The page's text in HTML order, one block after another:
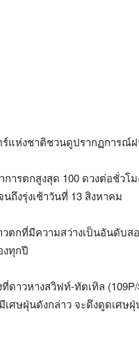
แห่งชาติชวนดูปรากฏการณ์
การตกสูงสุด 100 ดวงต่อชั่วโ
ถึงรุ่งเช้าวันที่ 13 สิงหาคม
ตกที่มีความสว่างเป็นอันดับส
งทุกปี
าวหางสวิฟท์-ทัตเทิล (109P/
ศษฝุ่นดังกล่าว จะดึงดูดเศษ